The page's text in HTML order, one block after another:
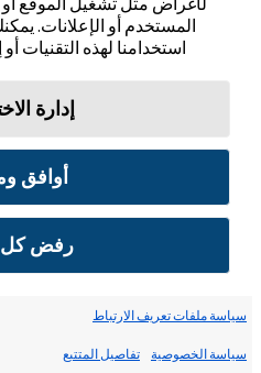
المستخدم أو الإعلانات.
استخدامنا لهذه التقنيات
إدارة
أوافق
رفض
سياسة ملفات تعريف الارتباط
سياسة الخصوصية تفاصيل المتتبع